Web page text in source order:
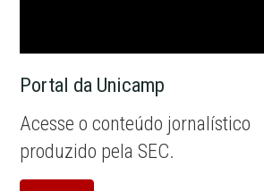
Portal da Unicamp
Acesse o conteúdo jornalístico
produzido pela SEC.